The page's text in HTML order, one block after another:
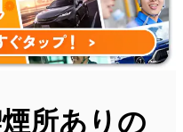
所ありの